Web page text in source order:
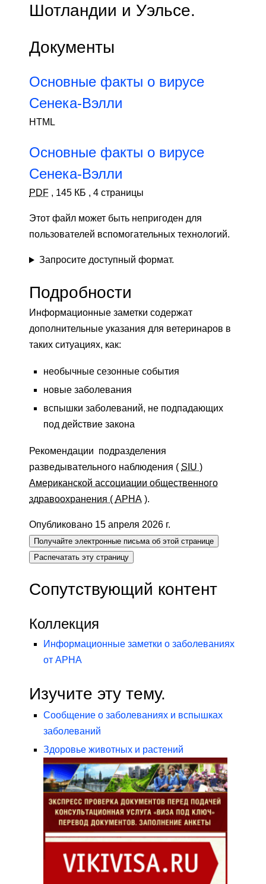
Шотландии и Уэльсе.
Документы
Основные факты о вирусе
Сенека-Вэлли
HTML
Основные факты о вирусе
Сенека-Вэлли
PDF , 145 КБ , 4 страницы
Этот файл может быть непригоден для
пользователей вспомогательных технологий.
Запросите доступный формат.
Подробности
Информационные заметки содержат
дополнительные указания для ветеринаров в
таких ситуациях, как:
необычные сезонные события
новые заболевания
вспышки заболеваний, не подпадающих
под действие закона
Рекомендации подразделения
разведывательного наблюдения ( SIU )
Американской ассоциации общественного
здравоохранения ( APHA ).
Опубликовано 15 апреля 2026 г.
Получайте электронные письма об этой странице
Распечатать эту страницу
Сопутствующий контент
Коллекция
Информационные заметки о заболеваниях
от APHA
Изучите эту тему.
Сообщение о заболеваниях и вспышках
заболеваний
Здоровье животных и растений